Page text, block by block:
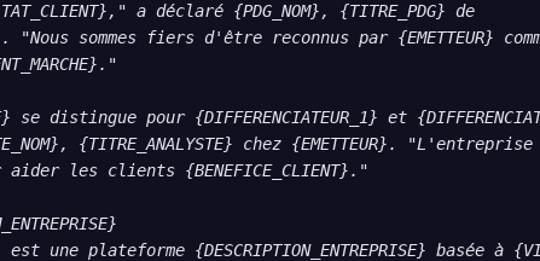
a déclaré {PDG_NOM}, {TITRE_PDG} de
"Nous sommes fiers d'être reconnus par {EMETTEUR}
se distingue pour {DIFFERENCIATEUR_1} et
{TITRE_ANALYSTE} chez {EMETTEUR}.
les clients {BENEFICE_CLIENT}."
est une plateforme {DESCRIPTION_ENTREPRISE} basée à